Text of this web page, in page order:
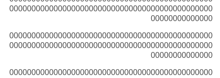
0000000000000000000000000000000000000000000000
00000000000000
0000000000000000000000000000000000000000000000
0000000000000000000000000000000000000000000000
00000000000000
0000000000000000000000000000000000000000000000